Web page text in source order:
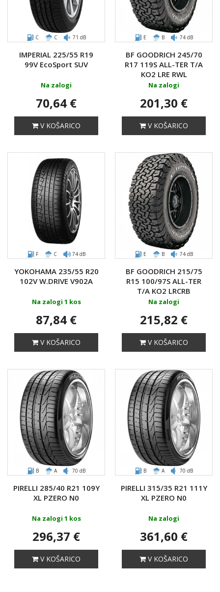
C C 71 dB
IMPERIAL 225/55 R19
99V EcoSport SUV
Na zalogi
70,64 €
V KOŠARICO
E B 74 dB
BF GOODRICH 245/70
R17 119S ALL-TER T/A
KO2 LRE RWL
Na zalogi
201,30 €
V KOŠARICO
F C 74 dB
YOKOHAMA 235/55 R20
102V W.DRIVE V902A
Na zalogi 1 kos
87,84 €
V KOŠARICO
E B 74 dB
BF GOODRICH 215/75
R15 100/97S ALL-TER
T/A KO2 LRCRB
Na zalogi
215,82 €
V KOŠARICO
B A 70 dB
PIRELLI 285/40 R21 109Y
XL PZERO N0
Na zalogi 1 kos
296,37 €
V KOŠARICO
B A 70 dB
PIRELLI 315/35 R21 111Y
XL PZERO N0
Na zalogi
361,60 €
V KOŠARICO